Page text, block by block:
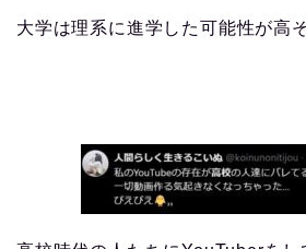
大学は理系に進学した可能性が高